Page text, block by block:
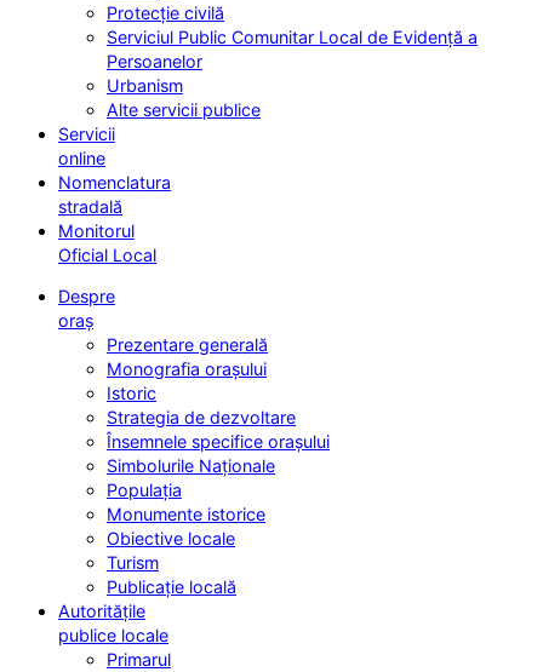
Protecție civilă
Serviciul Public Comunitar Local de Evidență a
Persoanelor
Urbanism
Alte servicii publice
Servicii
online
Nomenclatura
stradală
Monitorul
Oficial Local
Despre
oraș
Prezentare generală
Monografia orașului
Istoric
Strategia de dezvoltare
Însemnele specifice orașului
Simbolurile Naționale
Populația
Monumente istorice
Obiective locale
Turism
Publicație locală
Autoritățile
publice locale
Primarul